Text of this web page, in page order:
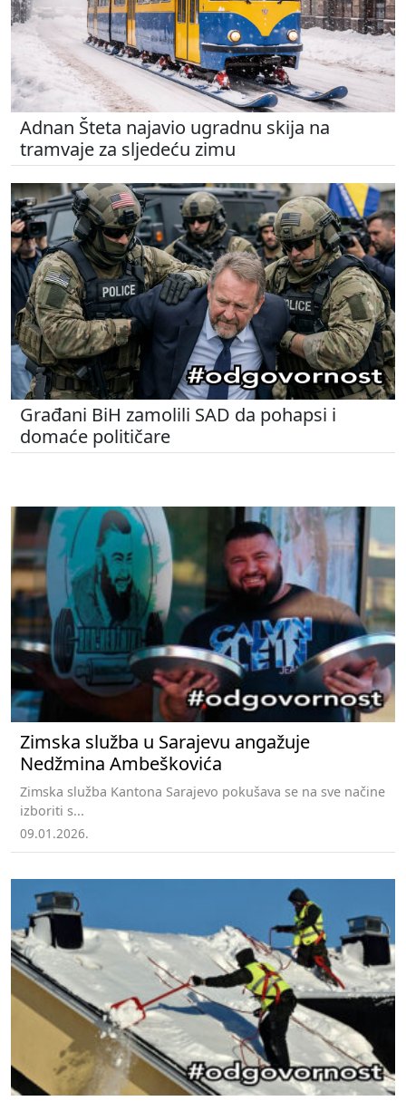
Adnan Šteta najavio ugradnu skija na
tramvaje za sljedeću zimu
Građani BiH zamolili SAD da pohapsi i
domaće političare
Zimska služba u Sarajevu angažuje
Nedžmina Ambeškovića
Zimska služba Kantona Sarajevo pokušava se na sve načine
izboriti s...
09.01.2026.